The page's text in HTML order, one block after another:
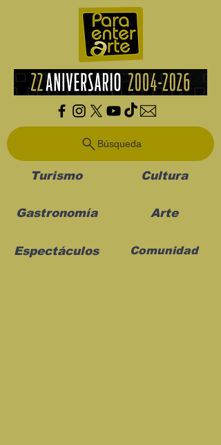
Búsqueda
Turismo Cultura
Gastronomía Arte
Espectáculos Comunidad